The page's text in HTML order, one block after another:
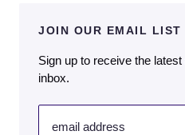
JOIN OUR EMAIL LIST
Sign up to receive the
inbox.
email address